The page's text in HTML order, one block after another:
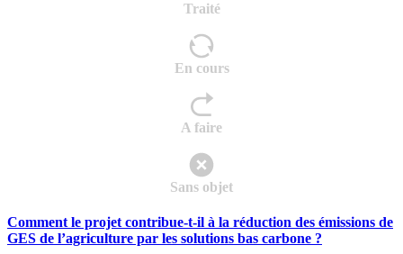
Traité
En cours
A faire
Sans objet
Comment le projet contribue-t-il à la réduction des émissions de
GES de l’agriculture par les solutions bas carbone ?